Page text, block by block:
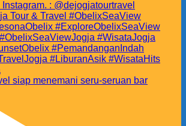
siap menemani seru-seruan bar